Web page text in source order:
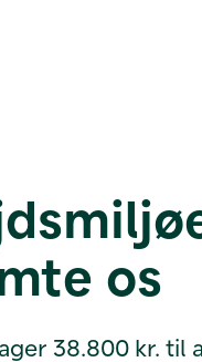
os
38.800 kr.